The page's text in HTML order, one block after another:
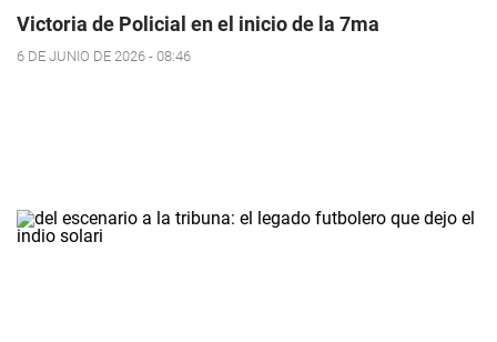
Victoria de Policial en el inicio de la 7ma
6 DE JUNIO DE 2026 - 08:46